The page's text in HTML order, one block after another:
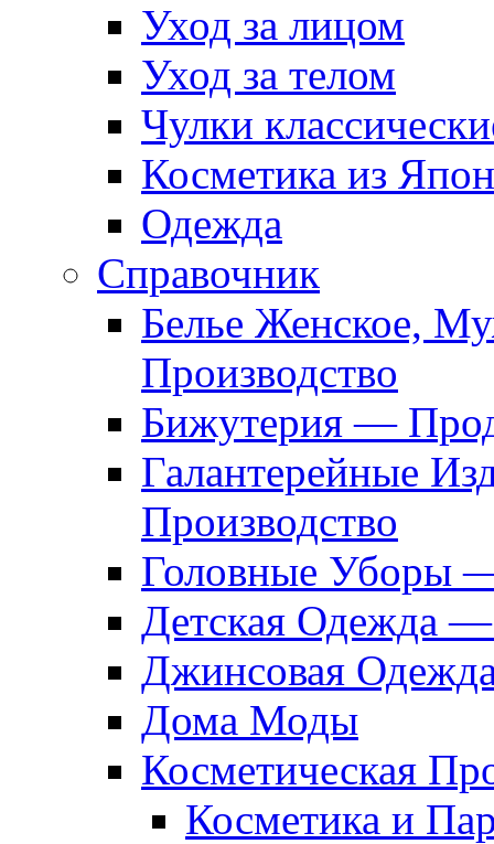
Уход за лицом
Уход за телом
Чулки
Косметика из
Одежда
Справочник
Белье Женское,
Производство
Бижутерия —
Галантерейные
Производство
Головные Уборы
Детская Одежда
Джинсовая
Дома Моды
Косметическая
Косметика и